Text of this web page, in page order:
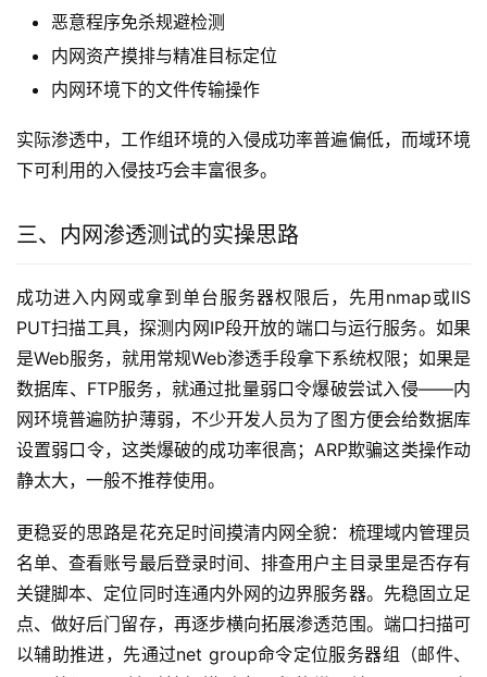
恶意程序免杀规避检测
内网资产摸排与精准目标定位
内网环境下的文件传输操作
实际渗透中，工作组环境的入侵成功率普遍偏低，而域环境
下可利用的入侵技巧会丰富很多。
三、内网渗透测试的实操思路
成功进入内网或拿到单台服务器权限后，先用nmap或IIS
PUT扫描工具，探测内网IP段开放的端口与运行服务。如果
是Web服务，就用常规Web渗透手段拿下系统权限；如果是
数据库、FTP服务，就通过批量弱口令爆破尝试入侵——内
网环境普遍防护薄弱，不少开发人员为了图方便会给数据库
设置弱口令，这类爆破的成功率很高；ARP欺骗这类操作动
静太大，一般不推荐使用。
更稳妥的思路是花充足时间摸清内网全貌：梳理域内管理员
名单、查看账号最后登录时间、排查用户主目录里是否存有
关键脚本、定位同时连通内外网的边界服务器。先稳固立足
点、做好后门留存，再逐步横向拓展渗透范围。端口扫描可
以辅助推进，先通过net group命令定位服务器组（邮件、